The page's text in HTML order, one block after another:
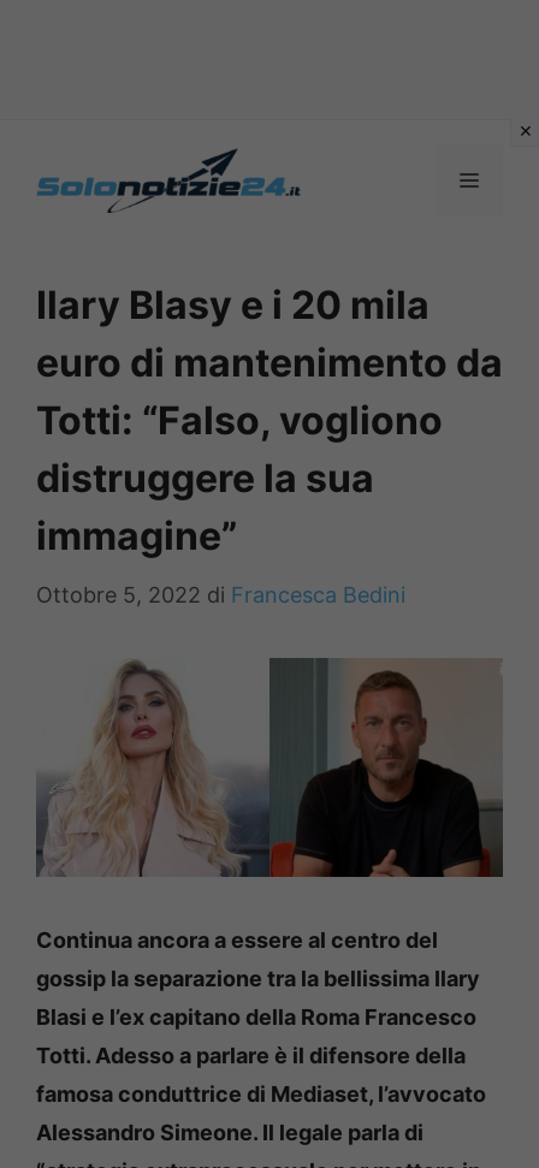
MENU
Ilary Blasy e i 20 mila
euro di mantenimento da
Totti: “Falso, vogliono
distruggere la sua
immagine”
Ottobre 5, 2022 di Francesca Bedini
Continua ancora a essere al centro del
gossip la separazione tra la bellissima Ilary
Blasi e l’ex capitano della Roma Francesco
Totti. Adesso a parlare è il difensore della
famosa conduttrice di Mediaset, l’avvocato
Alessandro Simeone. Il legale parla di